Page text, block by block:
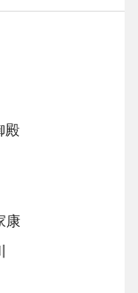
殿
康